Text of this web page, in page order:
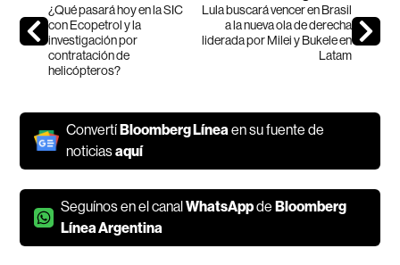
¿Qué pasará hoy en la SIC
con Ecopetrol y la
investigación por
contratación de
helicópteros?
Lula buscará vencer en Brasil
a la nueva ola de derecha
liderada por Milei y Bukele en
Latam
ConvertíBloomberg Línea en su fuente de
noticiasaquí
Seguínos en el canalWhatsAppdeBloomberg
Línea Argentina